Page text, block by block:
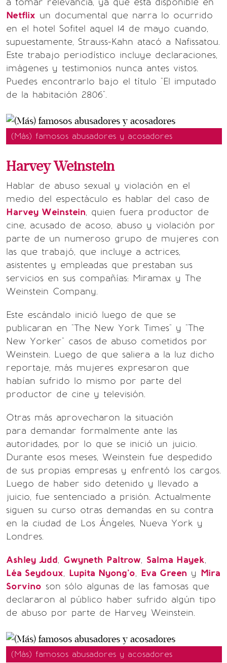
Netflix un documental que narra lo ocurrido
en el hotel Sofitel aquel 14 de mayo cuando,
supuestamente, Strauss-Kahn atacó a Nafissatou.
Este trabajo periodístico incluye declaraciones,
imágenes y testimonios nunca antes vistos.
Puedes encontrarlo bajo el título "El imputado
de la habitación 2806".
(Más) famosos abusadores y acosadores
Harvey Weinstein
Hablar de abuso sexual y violación en el
medio del espectáculo es hablar del caso de
Harvey Weinstein, quien fuera productor de
cine, acusado de acoso, abuso y violación por
parte de un numeroso grupo de mujeres con
las que trabajó, que incluye a actrices,
asistentes y empleadas que prestaban sus
servicios en sus compañías: Miramax y The
Weinstein Company.
Este escándalo inició luego de que se
publicaran en "The New York Times" y "The
New Yorker" casos de abuso cometidos por
Weinstein. Luego de que saliera a la luz dicho
reportaje, más mujeres expresaron que
habían sufrido lo mismo por parte del
productor de cine y televisión.
Otras más aprovecharon la situación
para demandar formalmente ante las
autoridades, por lo que se inició un juicio.
Durante esos meses, Weinstein fue despedido
de sus propias empresas y enfrentó los cargos.
Luego de haber sido detenido y llevado a
juicio, fue sentenciado a prisión. Actualmente
siguen su curso otras demandas en su contra
en la ciudad de Los Ángeles, Nueva York y
Londres.
Ashley Judd, Gwyneth Paltrow, Salma Hayek,
Léa Seydoux, Lupita Nyong'o, Eva Green y Mira
Sorvino son sólo algunas de las famosas que
declararon al público haber sufrido algún tipo
de abuso por parte de Harvey Weinstein.
(Más) famosos abusadores y acosadores